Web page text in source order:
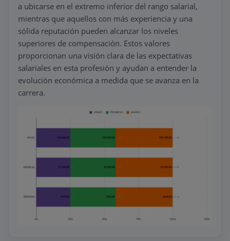
a ubicarse en el extremo inferior del rango salarial,
mientras que aquellos con más experiencia y una
sólida reputación pueden alcanzar los niveles
superiores de compensación. Estos valores
proporcionan una visión clara de las expectativas
salariales en esta profesión y ayudan a entender la
evolución económica a medida que se avanza en la
carrera.